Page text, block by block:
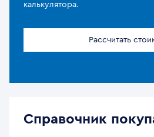
калькулятора.
Рассчитать
Справочник